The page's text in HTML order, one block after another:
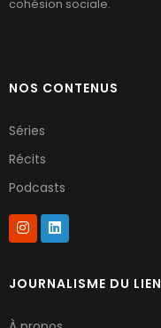
cohésion sociale.
NOS CONTENUS
Séries
Récits
Podcasts
JOURNALISME DU LIEN